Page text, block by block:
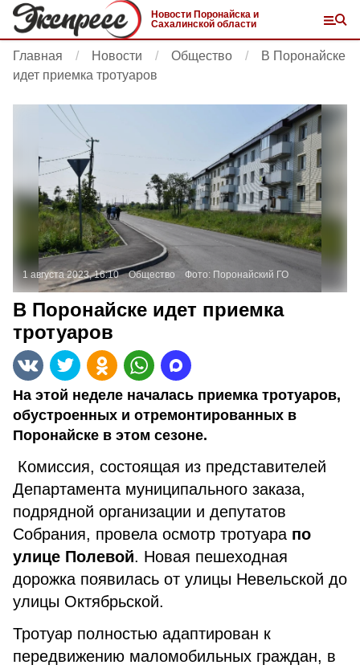
Новости Поронайска и
Сахалинской области
Главная Новости Общество
В Поронайске
идет приемка тротуаров
1 августа 2023, 16:10 Общество Фото: Поронайский ГО
В Поронайске идет приемка
тротуаров
На этой неделе началась приемка тротуаров,
обустроенных и отремонтированных в
Поронайске в этом сезоне.
Комиссия, состоящая из представителей
Департамента муниципального заказа,
подрядной организации и депутатов
Собрания, провела осмотр тротуара по
улице Полевой. Новая пешеходная
дорожка появилась от улицы Невельской до
улицы Октябрьской.
Тротуар полностью адаптирован к
передвижению маломобильных граждан, в